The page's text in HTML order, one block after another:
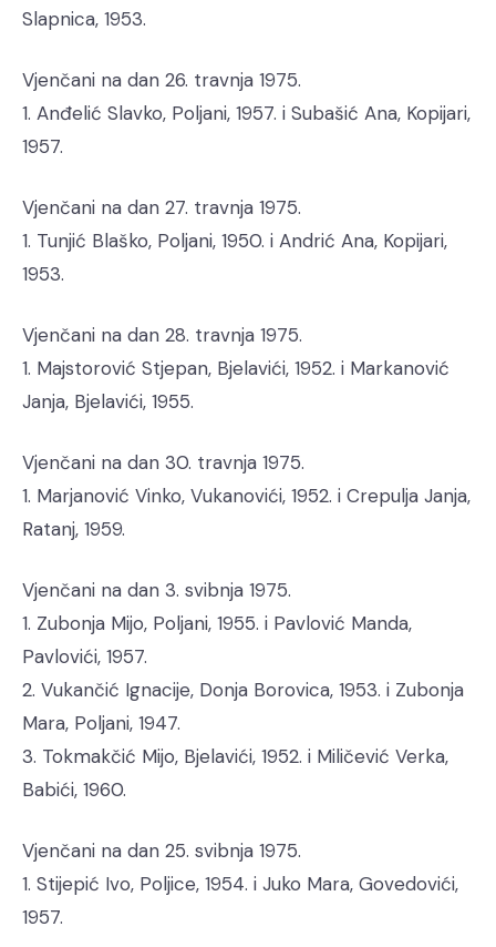
Slapnica, 1953.
Vjenčani na dan 26. travnja 1975.
1. Anđelić Slavko, Poljani, 1957. i Subašić Ana, Kopijari,
1957.
Vjenčani na dan 27. travnja 1975.
1. Tunjić Blaško, Poljani, 1950. i Andrić Ana, Kopijari,
1953.
Vjenčani na dan 28. travnja 1975.
1. Majstorović Stjepan, Bjelavići, 1952. i Markanović
Janja, Bjelavići, 1955.
Vjenčani na dan 30. travnja 1975.
1. Marjanović Vinko, Vukanovići, 1952. i Crepulja Janja,
Ratanj, 1959.
Vjenčani na dan 3. svibnja 1975.
1. Zubonja Mijo, Poljani, 1955. i Pavlović Manda,
Pavlovići, 1957.
2. Vukančić Ignacije, Donja Borovica, 1953. i Zubonja
Mara, Poljani, 1947.
3. Tokmakčić Mijo, Bjelavići, 1952. i Miličević Verka,
Babići, 1960.
Vjenčani na dan 25. svibnja 1975.
1. Stijepić Ivo, Poljice, 1954. i Juko Mara, Govedovići,
1957.